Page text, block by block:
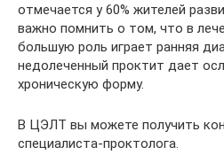
отмечается у 60% жителей
важно помнить о том, что в
большую роль играет ранняя
недолеченный проктит дает
хроническую форму.
В ЦЭЛТ вы можете получить
специалиста-проктолога.